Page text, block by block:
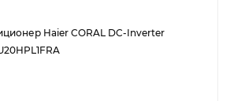
Haier CORAL DC-Inverter